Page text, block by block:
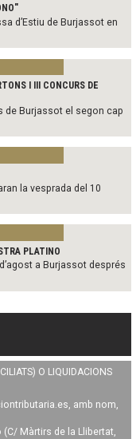
d’Estiu de Burjassot en
I III CONCURS DE
de Burjassot el segon cap
la vesprada del 10
PLATINO
a Burjassot després
O LIQUIDACIONS
, amb nom,
Màrtirs de la Llibertat,